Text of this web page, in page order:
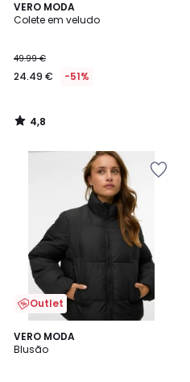
VERO MODA
Colete em veludo
49.99 €
24.49 € -51%
4,8
/ 5
4,8
/
Outlet
VERO MODA
Blusão